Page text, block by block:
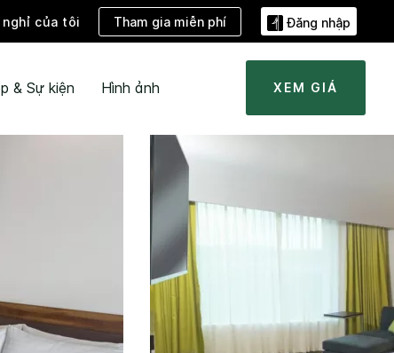
nghỉ của tôi Tham gia miễn phí Đăng nhập
& Sự kiện Hình ảnh XEM GIÁ